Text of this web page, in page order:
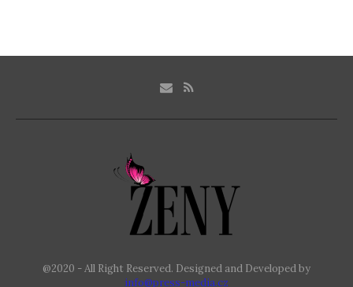
@2020 - All Right Reserved. Designed and Developed by
info@press-media.cz